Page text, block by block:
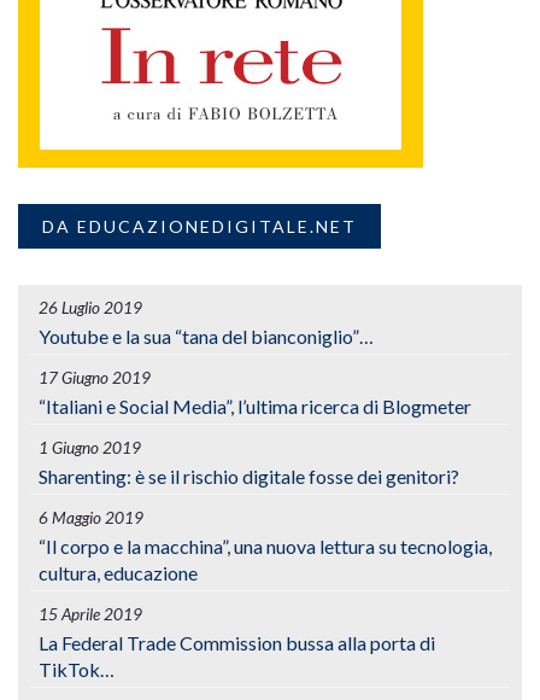
DA EDUCAZIONEDIGITALE.NET
26 Luglio 2019
Youtube e la sua “tana del bianconiglio”…
17 Giugno 2019
“Italiani e Social Media”, l’ultima ricerca di Blogmeter
1 Giugno 2019
Sharenting: è se il rischio digitale fosse dei genitori?
6 Maggio 2019
“Il corpo e la macchina”, una nuova lettura su tecnologia,
cultura, educazione
15 Aprile 2019
La Federal Trade Commission bussa alla porta di
TikTok…